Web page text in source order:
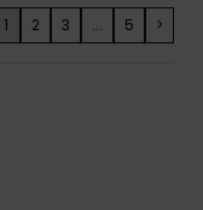
1 2 3 ... 5 >